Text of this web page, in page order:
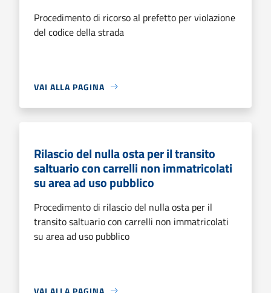
Procedimento di ricorso al prefetto per violazione
del codice della strada
VAI ALLA PAGINA
Rilascio del nulla osta per il transito
saltuario con carrelli non immatricolati
su area ad uso pubblico
Procedimento di rilascio del nulla osta per il
transito saltuario con carrelli non immatricolati
su area ad uso pubblico